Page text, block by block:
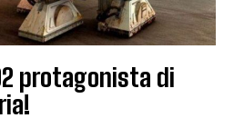
protagonista di